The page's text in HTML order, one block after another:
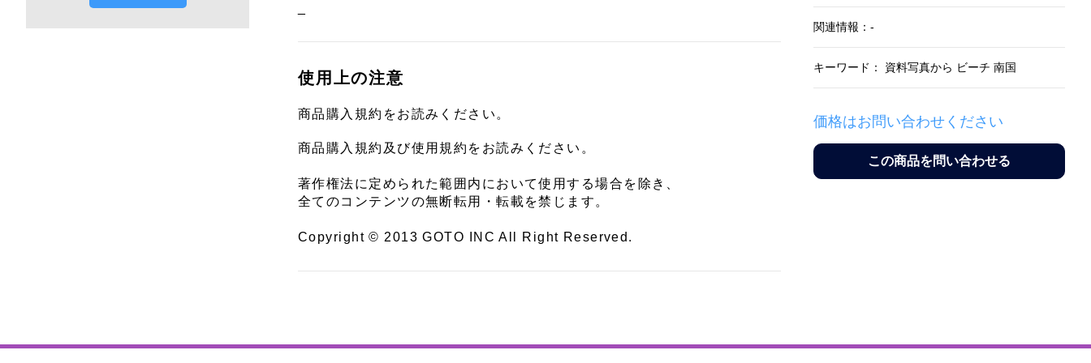
使用上の注意
商品購入規約をお読みください。
商品購入規約及び使用規約をお読みください。
著作権法に定められた範囲内において使用する場合を除き、
全てのコンテンツの無断転用・転載を禁じます。
Copyright © 2013 GOTO INC All Right Reserved.
関連情報：-
キーワード： 資料写真から ビーチ 南国
価格はお問い合わせください
この商品を問い合わせる